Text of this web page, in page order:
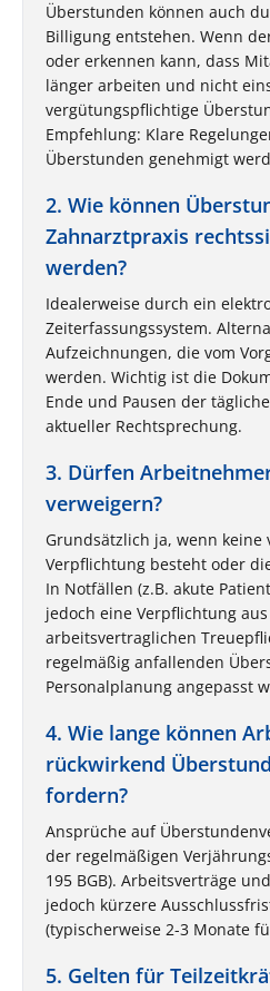
Überstunden können auch
Billigung entstehen. Wenn
oder erkennen kann, dass
länger arbeiten und nicht
vergütungspflichtige
Empfehlung: Klare
Überstunden genehmigt
2. Wie können
Zahnarztpraxis
werden?
Idealerweise durch ein
Zeiterfassungssystem.
Aufzeichnungen, die vom
werden. Wichtig ist die
Ende und Pausen der
aktueller Rechtsprechung.
3. Dürfen
verweigern?
Grundsätzlich ja, wenn keine
Verpflichtung besteht oder
In Notfällen (z.B. akute
jedoch eine Verpflichtung
arbeitsvertraglichen
regelmäßig anfallenden
Personalplanung angepasst
4. Wie lange können
rückwirkend
fordern?
Ansprüche auf
der regelmäßigen
195 BGB). Arbeitsverträge
jedoch kürzere
(typischerweise 2-3 Monate
5. Gelten für